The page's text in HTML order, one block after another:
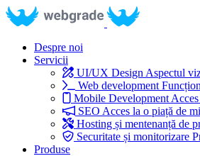
Despre noi
Servicii
UI/UX Design Aspectul
Web development
Mobile Development
SEO Acces la o piață de
Hosting și mentenanță de
Securitate și monitorizare
Produse